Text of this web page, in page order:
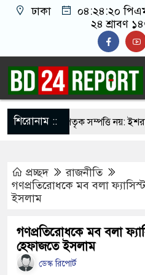
ঢাকা ০৪:২৪:২১
২৪ শ্রাবণ
শিরোনাম ::
কারো পৈতৃক সম্পত্তি নয়: ইশরাক
৪০৪ শিক্ষকের গোপন তৎপরতা,
পর ৯ সেপ্টেম্বর ভারতে পৌঁছান- সাবেক
প্রচ্ছদ
রাজনীতি
গণপ্রতিরোধকে মব বলা
ইসলাম
গণপ্রতিরোধকে মব বলা
হেফাজতে ইসলাম
ডেস্ক রিপোর্ট